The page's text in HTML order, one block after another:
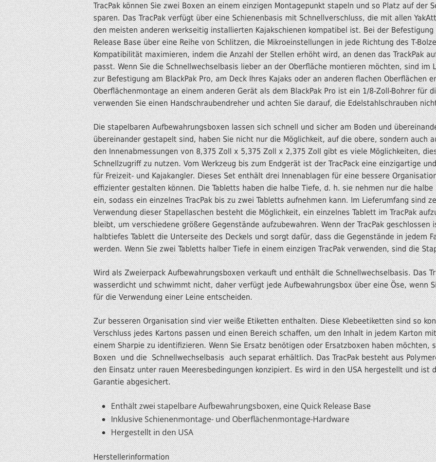
TracPak können Sie zwei Boxen an einem einzigen Montagepunkt stapeln und so Platz auf der
sparen. Das TracPak verfügt über eine Schienenbasis mit Schnellverschluss, die mit allen
den meisten anderen werkseitig installierten Kajakschienen kompatibel ist. Bei der
Release Base über eine Reihe von Schlitzen, die Mikroeinstellungen in jede Richtung des T-
Kompatibilität maximieren, indem die Anzahl der Stellen erhöht wird, an denen das TrackPak
passt. Wenn Sie die Schnellwechselbasis lieber an der Oberfläche montieren möchten, sind im
zur Befestigung am BlackPak Pro, am Deck Ihres Kajaks oder an anderen flachen Oberflächen
Oberflächenmontage an einem anderen Gerät als dem BlackPak Pro ist ein 1/8-Zoll-Bohrer für
verwenden Sie einen Handschraubendreher und achten Sie darauf, die Edelstahlschrauben
Die stapelbaren Aufbewahrungsboxen lassen sich schnell und sicher am Boden und
übereinander gestapelt sind, haben Sie nicht nur die Möglichkeit, auf die obere, sondern auch
den Innenabmessungen von 8,375 Zoll x 5,375 Zoll x 2,375 Zoll gibt es viele Möglichkeiten,
Schnellzugriff zu nutzen. Vom Werkzeug bis zum Endgerät ist der TracPack eine einzigartige
für Freizeit- und Kajakangler. Dieses Set enthält drei Innenablagen für eine bessere
effizienter gestalten können. Die Tabletts haben die halbe Tiefe, d. h. sie nehmen nur die halbe
ein, sodass ein einzelnes TracPak bis zu zwei Tabletts aufnehmen kann. Im Lieferumfang sind
Verwendung dieser Stapellaschen besteht die Möglichkeit, ein einzelnes Tablett im TracPak
bleibt, um verschiedene größere Gegenstände aufzubewahren. Wenn der TracPak
halbtiefes Tablett die Unterseite des Deckels und sorgt dafür, dass die Gegenstände in jedem
werden. Wenn Sie zwei Tabletts halber Tiefe in einem einzigen TracPak verwenden, sind die
Wird als Zweierpack Aufbewahrungsboxen verkauft und enthält die Schnellwechselbasis. Das
wasserdicht und schwimmt nicht, daher verfügt jede Aufbewahrungsbox über eine Öse, wenn
für die Verwendung einer Leine entscheiden.
Zur besseren Organisation sind vier weiße Etiketten enthalten. Diese Klebeetiketten sind so
Verschluss jedes Kartons passen und einen Bereich schaffen, um den Inhalt in jedem Karton
einem Sharpie zu identifizieren. Wenn Sie Ersatz benötigen oder Ersatzboxen haben möchten,
Boxen und die Schnellwechselbasis auch separat erhältlich. Das TracPak besteht aus
den Einsatz unter rauen Meeresbedingungen konzipiert. Es wird in den USA hergestellt und ist
Garantie abgesichert.
Enthält zwei stapelbare Aufbewahrungsboxen, eine Quick Release Base
Inklusive Schienenmontage- und Oberflächenmontage-Hardware
Hergestellt in den USA
Herstellerinformation